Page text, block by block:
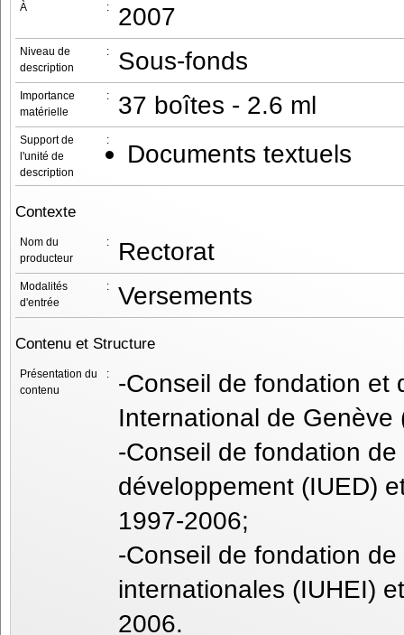
À : 2007
Niveau de
description
: Sous-fonds
Importance
matérielle
: 37 boîtes - 2.6 ml
Support de
l'unité de
description
: Documents textuels
Contexte
Nom du
producteur
: Rectorat
Modalités
d'entrée
: Versements
Contenu et Structure
Présentation du
contenu
:
-Conseil de fondation et
International de Genève
-Conseil de fondation
développement (IUED)
1997-2006;
-Conseil de fondation
internationales (IUHEI)
2006.